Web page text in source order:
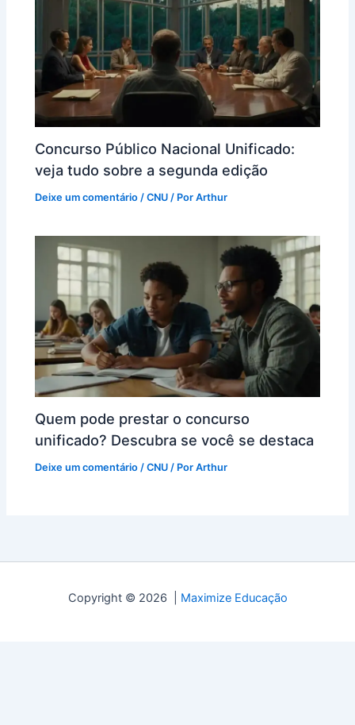
Concurso Público Nacional Unificado:
veja tudo sobre a segunda edição
Deixe um comentário /CNU / PorArthur
Quem pode prestar o concurso
unificado? Descubra se você se destaca
Deixe um comentário /CNU / PorArthur
Copyright © 2026 | Maximize Educação